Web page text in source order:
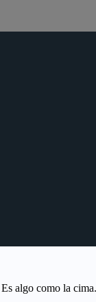
algo como la